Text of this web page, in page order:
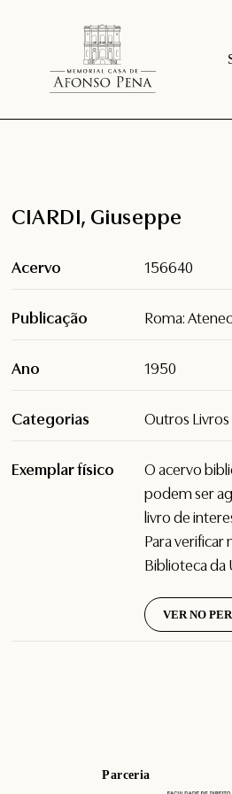
CIARDI, Giuseppe
Acervo 156640
Publicação Roma:
Ano 1950
Categorias Outros Livros
Exemplar físico
O acervo
podem ser
livro de
Para verificar
Biblioteca da
VER NO
Parceria